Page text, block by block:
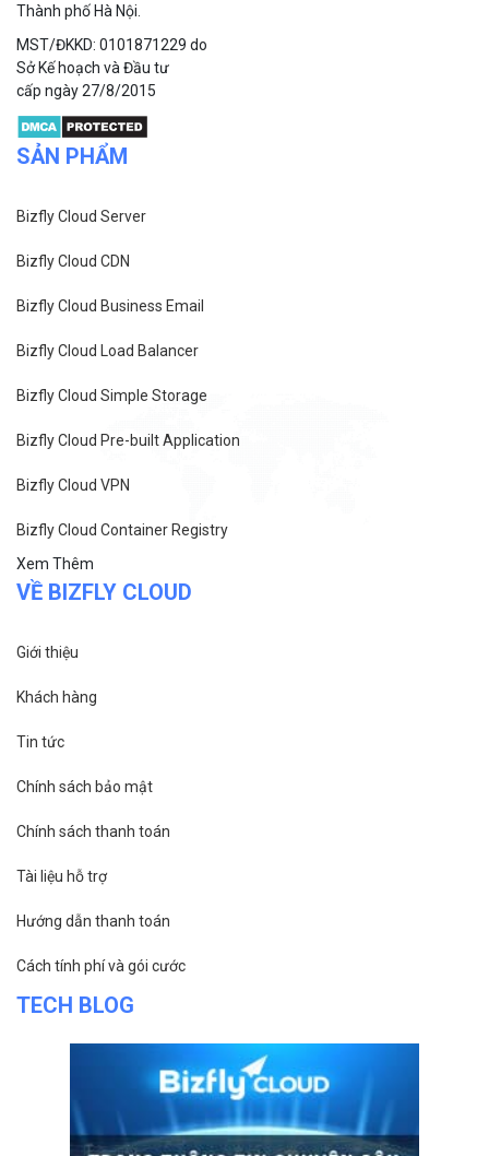
Thành phố Hà Nội.
MST/ĐKKD: 0101871229 do
Sở Kế hoạch và Đầu tư
cấp ngày 27/8/2015
SẢN PHẨM
Bizfly Cloud Server
Bizfly Cloud CDN
Bizfly Cloud Business Email
Bizfly Cloud Load Balancer
Bizfly Cloud Simple Storage
Bizfly Cloud Pre-built Application
Bizfly Cloud VPN
Bizfly Cloud Container Registry
Xem Thêm
VỀ BIZFLY CLOUD
Giới thiệu
Khách hàng
Tin tức
Chính sách bảo mật
Chính sách thanh toán
Tài liệu hỗ trợ
Hướng dẫn thanh toán
Cách tính phí và gói cước
TECH BLOG